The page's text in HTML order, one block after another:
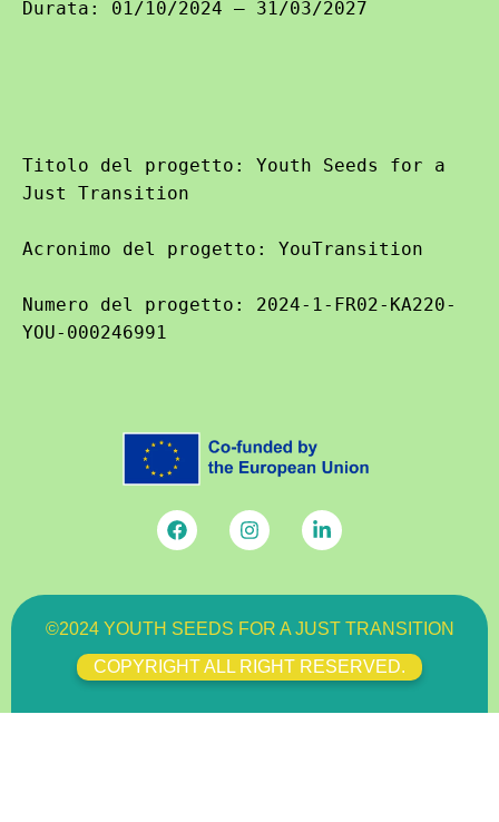
Durata: 01/10/2024 – 31/03/2027
Titolo del progetto: Youth Seeds for a
Just Transition
Acronimo del progetto: YouTransition
Numero del progetto: 2024-1-FR02-KA220-
YOU-000246991
©2024 YOUTH SEEDS FOR A JUST TRANSITION
COPYRIGHT ALL RIGHT RESERVED.